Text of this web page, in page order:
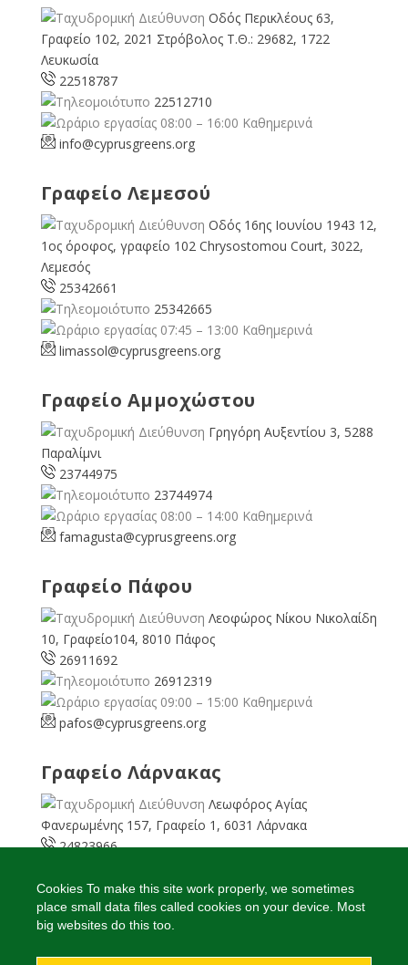
Οδός Περικλέους 63,
Γραφείο 102, 2021 Στρόβολος Τ.Θ.: 29682, 1722
Λευκωσία
22518787
22512710
08:00 – 16:00 Καθημερινά
info@cyprusgreens.org
Γραφείο Λεμεσού
Οδός 16ης Ιουνίου 1943 12,
1ος όροφος, γραφείο 102 Chrysostomou Court, 3022,
Λεμεσός
25342661
25342665
07:45 – 13:00 Καθημερινά
limassol@cyprusgreens.org
Γραφείο Αμμοχώστου
Γρηγόρη Αυξεντίου 3, 5288
Παραλίμνι
23744975
23744974
08:00 – 14:00 Καθημερινά
famagusta@cyprusgreens.org
Γραφείο Πάφου
Λεοφώρος Νίκου Νικολαίδη
10, Γραφείο104, 8010 Πάφος
26911692
26912319
09:00 – 15:00 Καθημερινά
pafos@cyprusgreens.org
Γραφείο Λάρνακας
Λεωφόρος Αγίας
Φανερωμένης 157, Γραφείο 1, 6031 Λάρνακα
24823966
08:00 – 16:00 Καθημερινά
larnaka@cyprusgreens. org
Cookies To make this site work properly, we sometimes
place small data files called cookies on your device. Most
big websites do this too.